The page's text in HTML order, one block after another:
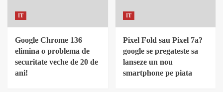
IT
Google Chrome 136
elimina o problema de
securitate veche de 20 de
ani!
IT
Pixel Fold sau Pixel 7a?
google se pregateste sa
lanseze un nou
smartphone pe piata